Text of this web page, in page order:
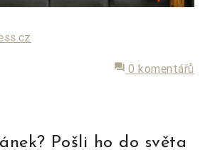
forum 0 komentářů
Pošli ho do světa